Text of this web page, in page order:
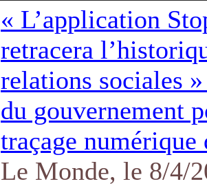
« L’application
retracera
relations sociales
du gouvernement
traçage numérique
Le Monde, le 8/4/